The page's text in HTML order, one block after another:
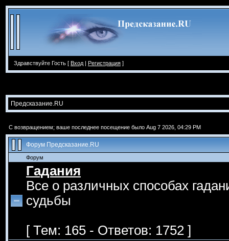
Здравствуйте Гость [ Вход | Регистрация ]
Предсказание.RU
С возвращением; ваше последнее посещение было Aug 7 2026, 04:29 PM
Форум Предсказание.RU
Форум
Гадания
Все о различных способах
судьбы
[ Тем: 165 - Ответов: 1752 ]